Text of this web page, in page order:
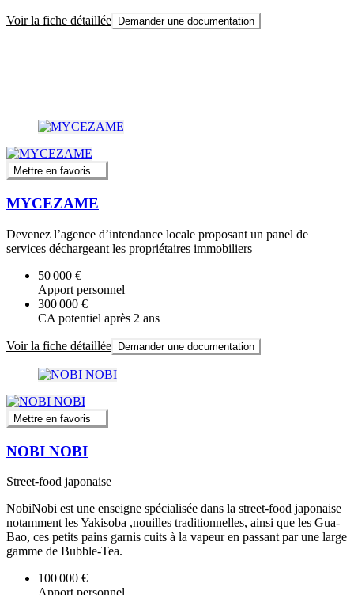
Voir la fiche détaillée Demander une documentation
Mettre en favoris
MYCEZAME
Devenez l’agence d’intendance locale proposant un panel de
services déchargeant les propriétaires immobiliers
50 000 €
Apport personnel
300 000 €
CA potentiel après 2 ans
Voir la fiche détaillée Demander une documentation
Mettre en favoris
NOBI NOBI
Street-food japonaise
NobiNobi est une enseigne spécialisée dans la street-food japonaise
notamment les Yakisoba ,nouilles traditionnelles, ainsi que les Gua-
Bao, ces petits pains garnis cuits à la vapeur en passant par une large
gamme de Bubble-Tea.
100 000 €